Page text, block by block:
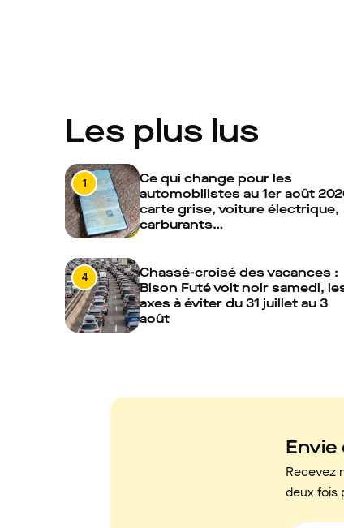
Les plus lus
1
Ce qui change pour les
automobilistes au 1er août
carte grise, voiture électrique,
carburants…
4
Chassé-croisé des vacances :
Bison Futé voit noir samedi,
axes à éviter du 31 juillet au 3
août
Envie
Recevez
deux fois